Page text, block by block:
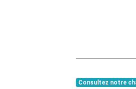
Consultez notre